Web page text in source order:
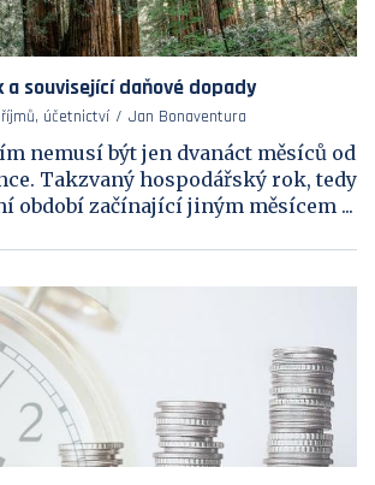
a související daňové dopady
účetnictví Jan Bonaventura
nemusí být jen dvanáct měsíců od
Takzvaný hospodářský rok, tedy
období začínající jiným měsícem ...